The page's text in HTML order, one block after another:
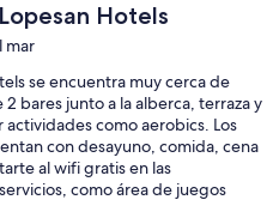
Hotels
mar
se encuentra muy cerca de
bares junto a la alberca, terraza y
como aerobics. Los
con desayuno, comida, cena
al wifi gratis en las
como área de juegos